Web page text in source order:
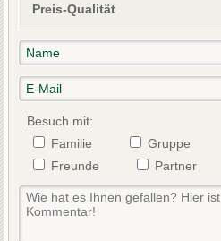
Preis-Qualität
Besuch mit:
Familie
Gruppe
Freunde
Partner